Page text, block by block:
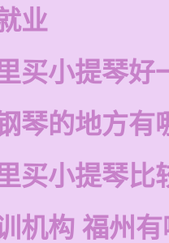
业
买小提琴好
琴的地方有
买小提琴比
机构 福州